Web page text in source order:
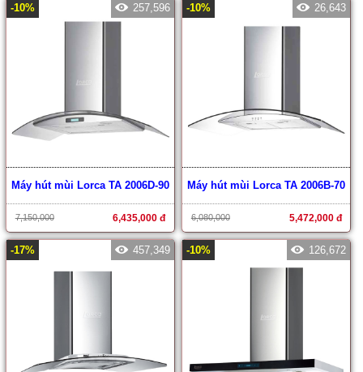
-10% 257,596
Máy hút mùi Lorca TA 2006D-90
7,150,000 6,435,000 đ
-10% 26,643
Máy hút mùi Lorca TA 2006B-70
6,080,000 5,472,000 đ
-17% 457,349 -10% 126,672